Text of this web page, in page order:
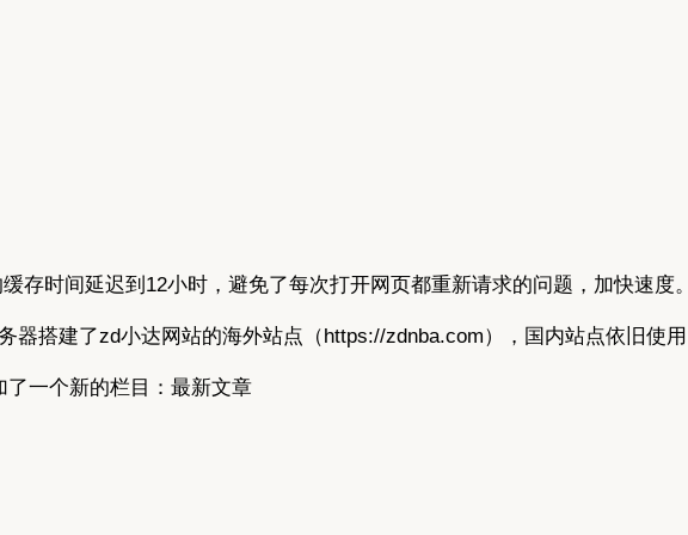
存时间延迟到12小时，避免了每次打开网页都重新请求的问题，加快速度
器搭建了zd小达网站的海外站点（https://zdnba.com），国内站点依旧使
了一个新的栏目：最新文章